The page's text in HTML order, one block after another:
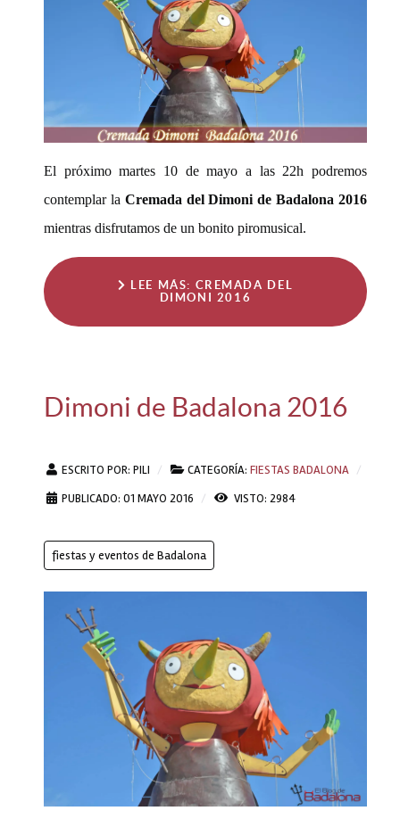
El próximo martes 10 de mayo a las 22h podremos
contemplar la Cremada del Dimoni de Badalona 2016
mientras disfrutamos de un bonito piromusical.
LEE MÁS: CREMADA DEL
DIMONI 2016
Dimoni de Badalona 2016
ESCRITO POR: PILI CATEGORÍA: FIESTAS BADALONA
PUBLICADO: 01 MAYO 2016
VISTO: 2984
fiestas y eventos de Badalona